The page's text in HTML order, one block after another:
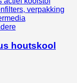
houtskool